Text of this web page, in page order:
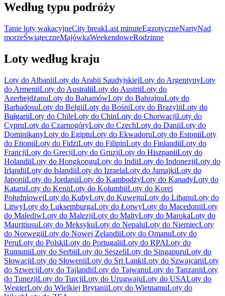
Według typu podróży
Tanie loty wakacyjneCity breakLast minuteEgzotyczneNartyNad
morzeŚwiąteczneMajówkaWeekendoweRodzinne
Loty według kraju
Loty do AlbaniiLoty do Arabii SaudyjskiejLoty do ArgentynyLoty
do ArmeniiLoty do AustraliiLoty do AustriiLoty do
AzerbejdżanuLoty do BahamówLoty do BahrajnuLoty do
BarbadosuLoty do BelgiiLoty do BośniLoty do BrazyliiLoty do
BułgariiLoty do ChileLoty do ChinLoty do ChorwacjiLoty do
CypruLoty do CzarnogóryLoty do CzechLoty do DaniiLoty do
DominikanyLoty do EgiptuLoty do EkwadoruLoty do EstoniiLoty
do EtiopiiLoty do FidżiLoty do FilipinLoty do FinlandiiLoty do
FrancjiLoty do GrecjiLoty do GruzjiLoty do HiszpaniiLoty do
HolandiiLoty do HongkonguLoty do IndiiLoty do IndonezjiLoty do
IrlandiiLoty do IslandiiLoty do IzraelaLoty do JamajkiLoty do
JaponiiLoty do JordaniiLoty do KambodżyLoty do KanadyLoty do
KataruLoty do KeniiLoty do KolumbiiLoty do Korei
PołudniowejLoty do KubyLoty do KuwejtuLoty do LibanuLoty do
LitwyLoty do LuksemburgaLoty do ŁotwyLoty do MacedoniiLoty
do MalediwLoty do MalezjiLoty do MaltyLoty do MarokaLoty do
MauritiusuLoty do MeksykuLoty do NepaluLoty do NiemiecLoty
do NorwegiiLoty do Nowej ZelandiiLoty do OmanuLoty do
PeruLoty do PolskiLoty do PortugaliiLoty do RPALoty do
RumuniiLoty do SerbiiLoty do SeszeliLoty do SingapuruLoty do
SłowacjiLoty do SłoweniiLoty do Sri LankiLoty do SzwajcariiLoty
do SzwecjiLoty do TajlandiiLoty do TajwanuLoty do TanzaniiLoty
do TunezjiLoty do TurcjiLoty do UrugwajuLoty do USALoty do
WęgierLoty do Wielkiej BrytaniiLoty do WietnamuLoty do